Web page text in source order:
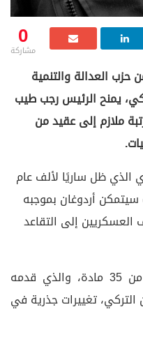
0
مشاركة
حزب العدالة والتنمية
يمنح الرئيس رجب طيب
ملازم إلى عقيد من
الذي ظل ساريًا لألف عام
أردوغان بموجبه
العسكريين إلى التقاعد
يتضمن مشروع القانون المكون من 35 مادة، والذي قدمه
التركي، تغييرات جذرية في